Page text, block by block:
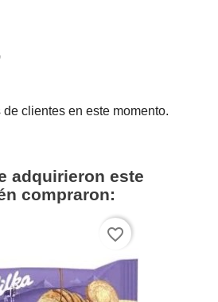
de clientes en este momento.
adquirieron este
compraron:
favorite_border